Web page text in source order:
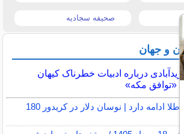
صحیفه سجادیه
و جهان
درباره ادبیات خطرناک کیهان
«توافق مکه»
صلاح قیمت‌ها در بازار طلا ادامه دارد | نوسان دلار در کریدور 180